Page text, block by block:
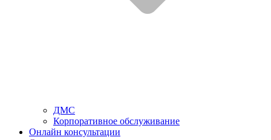
ДМС
Корпоративное обслуживание
Онлайн консультации